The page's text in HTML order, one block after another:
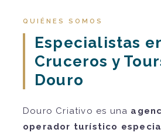
QUIÉNES SOMOS
Especialistas
Cruceros y
Douro
Douro Criativo es una
operador turístico